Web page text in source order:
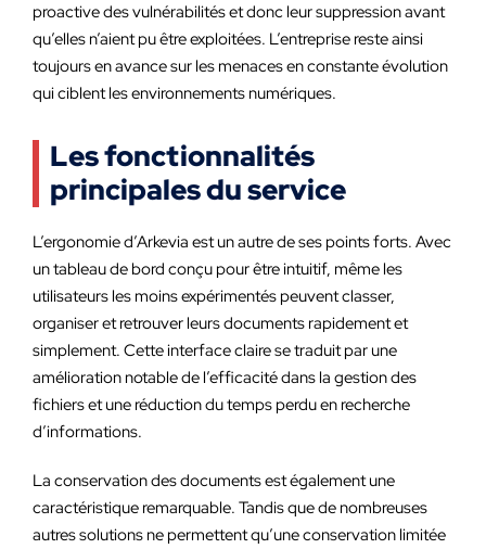
proactive des vulnérabilités et donc leur suppression avant
qu’elles n’aient pu être exploitées. L’entreprise reste ainsi
toujours en avance sur les menaces en constante évolution
qui ciblent les environnements numériques.
Les fonctionnalités
principales du service
L’ergonomie d’Arkevia est un autre de ses points forts. Avec
un tableau de bord conçu pour être intuitif, même les
utilisateurs les moins expérimentés peuvent classer,
organiser et retrouver leurs documents rapidement et
simplement. Cette interface claire se traduit par une
amélioration notable de l’efficacité dans la gestion des
fichiers et une réduction du temps perdu en recherche
d’informations.
La conservation des documents est également une
caractéristique remarquable. Tandis que de nombreuses
autres solutions ne permettent qu’une conservation limitée